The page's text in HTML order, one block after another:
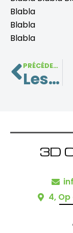
Blabla
Blabla
Blabla
PRÉCÉDENT
Les avantages des volets roulants
3D
4,